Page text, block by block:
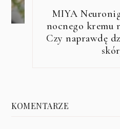
MIYA
nocnego kremu
Czy naprawdę
KOMENTARZE